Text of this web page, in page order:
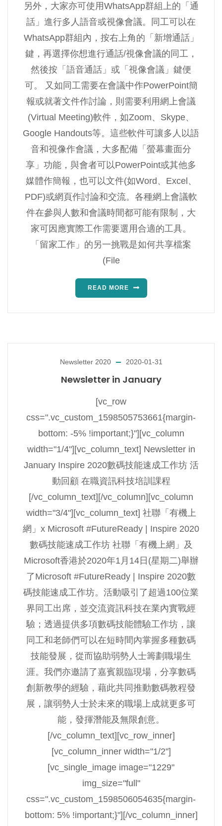
另外，大家亦可使用WhatsApp群組上的「通
話」進行多人語音或視像會議。同工可以在
WhatsApp群組內，按右上角的「新增通話」
鍵，再選擇你想進行通話/視像會議的同工，
然後按「語音通話」或「視像會議」鍵便
可。 又如同工需要在會議中作PowerPoint簡
報或就著文件作討論，則需要利用網上會議
(Virtual Meeting)軟件，如Zoom、Skype、
Google Handouts等。這些軟件可讓多人以語
音和視像作會議，大多配備「螢幕畫面分
享」功能，與會者可以PowerPoint或其他多
媒體作簡報，也可以文件(如Word、Excel、
PDF)或網頁作討論和交流。各種網上會議軟
件在參與人數和會議時間都可能有限制，大
家可因應實際工作需要選用合適的工具。
「留家工作」的另一挑戰是如何共享檔案
(File
READ MORE
Newsletter 2020 2020-01-31
Newsletter in January
[vc_row
css=".vc_custom_1598505753661{margin-
bottom: -5% !important;}"][vc_column
width="1/4"][vc_column_text] Newsletter in
January Inspire 2020數碼技能速成工作坊 活
動回顧 在職資訊科技培訓課程
[/vc_column_text][/vc_column][vc_column
width="3/4"][vc_column_text] 社聯「有機上
網」x Microsoft #FutureReady | Inspire 2020
數碼技能速成工作坊 社聯「有機上網」及
Microsoft香港於2020年1月14日(星期二)舉辦
了Microsoft #FutureReady | Inspire 2020數
碼技能速成工作坊。活動吸引了超過100位業
界同工出席，並交流資訊科技在業內實戰經
驗；透過提供多項數碼技能體驗工作坊，讓
同工和老師們可以在短時間內掌握多種數碼
技能發展，從而協助弱勢人士籌劃職場生
涯。我們亦邀請了嘉賓親臨現場，分享數碼
創新教學的經驗，藉此共同推動數碼教程發
展，讓弱勢人士於未來的職場上成就更多可
能，發揮潛能及無限創意。
[/vc_column_text][vc_row_inner]
[vc_column_inner width="1/2"]
[vc_single_image image="1229"
img_size="full"
css=".vc_custom_1598506054635{margin-
bottom: 5% !important;}"][/vc_column_inner]